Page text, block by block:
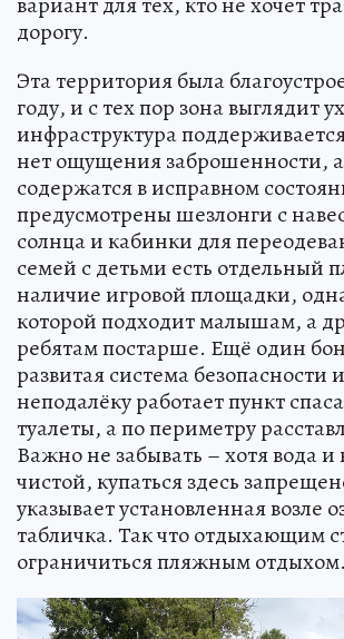
дорогу.
Эта территория была
году, и с тех пор зона выглядит
инфраструктура
нет ощущения заброшенности, а
содержатся в исправном
предусмотрены шезлонги с
солнца и кабинки для
семей с детьми есть отдельный
наличие игровой площадки,
которой подходит малышам, а
ребятам постарше. Ещё один
развитая система безопасности
неподалёку работает пункт
туалеты, а по периметру
Важно не забывать – хотя вода и
чистой, купаться здесь
указывает установленная возле
табличка. Так что отдыхающим
ограничиться пляжным отдыхом.